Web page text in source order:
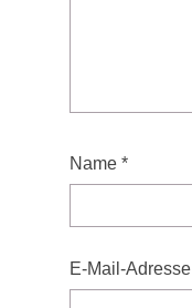
Name *
E-Mail-Adresse